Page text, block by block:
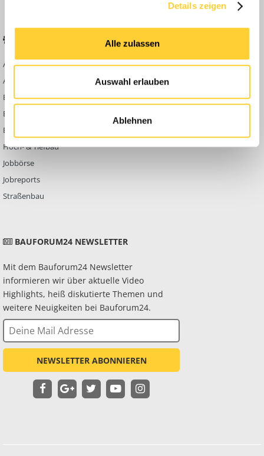
Details zeigen
Alle zulassen
Auswahl erlauben
Ablehnen
Abbruch
Ausbildung & Beruf
Bau Allgemein
Baumaschinen
Berg- & Tagebau
Hoch- & Tiefbau
Jobbörse
Jobreports
Straßenbau
KONTAKT
Werben auf
Bauforum24
Datenschutzerklärung
BAUFORUM24 NEWSLETTER
Mit dem Bauforum24 Newsletter
informieren wir über aktuelle Video
Highlights, heiß diskutierte Themen und
weitere Neuigkeiten bei Bauforum24.
NEWSLETTER ABONNIEREN